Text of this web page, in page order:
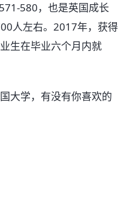
580，也是英国成长
人左右。2017年，获得
生在毕业六个月内就
大学，有没有你喜欢的